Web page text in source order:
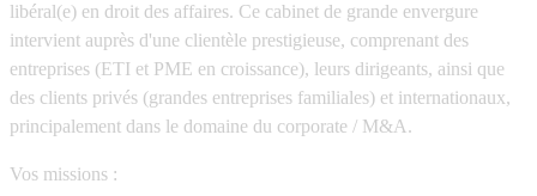
libéral(e) en droit des affaires. Ce cabinet de grande envergure
intervient auprès d'une clientèle prestigieuse, comprenant des
entreprises (ETI et PME en croissance), leurs dirigeants, ainsi que
des clients privés (grandes entreprises familiales) et internationaux,
principalement dans le domaine du corporate / M&A.
Vos missions :